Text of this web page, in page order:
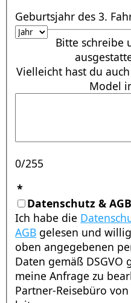
Geburtsjahr des 3.
Bitte schreibe
Vielleicht hast du
Model
0/255
*
Datenschutz &
Ich habe die
AGB gelesen und
oben angegebenen
Daten gemäß DSGVO
meine Anfrage zu
Partner-Reisebüro